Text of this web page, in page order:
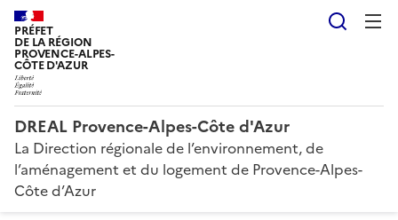
PRÉFET
DE LA RÉGION
PROVENCE-ALPES-
CÔTE D'AZUR
DREAL Provence-Alpes-Côte d'Azur
La Direction régionale de l’environnement, de
l’aménagement et du logement de Provence-Alpes-
Côte d’Azur